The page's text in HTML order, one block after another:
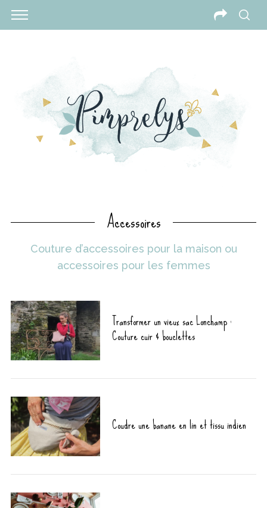
Accessoires
Couture d’accessoires pour la maison ou
accessoires pour les femmes
Transformer un vieux sac Lonchamp :
Couture cuir & bouclettes
Coudre une banane en lin et tissu indien